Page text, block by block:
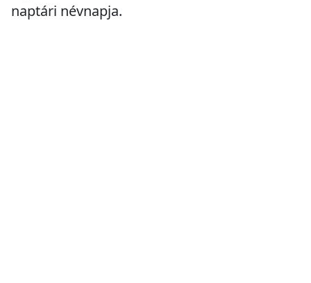
naptári névnapja.